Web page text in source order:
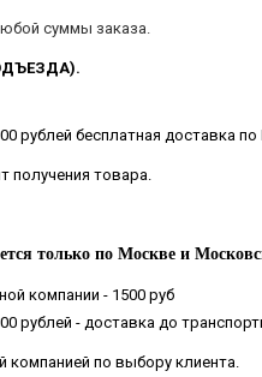
суммы заказа.
рублей бесплатная доставка
получения товара.
только по Москве и
компании - 1500 руб
рублей - доставка до
компанией по выбору клиента.